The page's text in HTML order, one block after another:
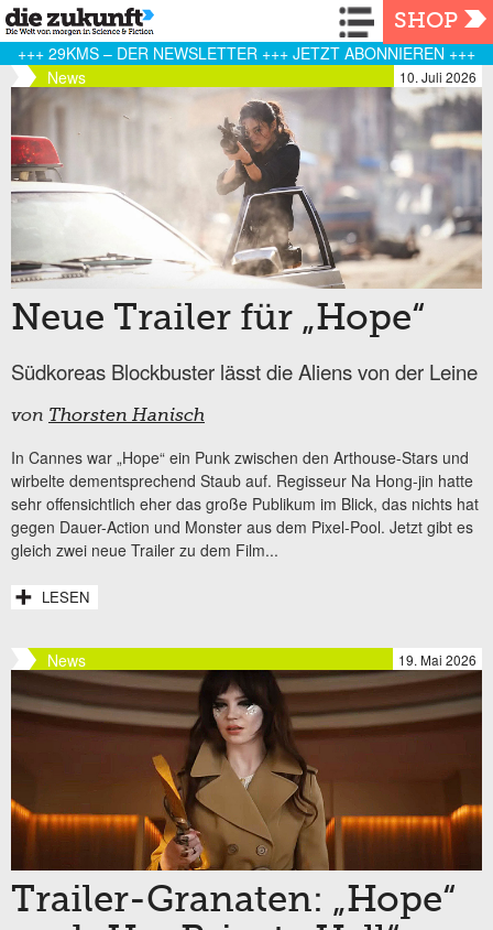
Navigation
SHOP
+++ 29KMS – DER NEWSLETTER +++ JETZT ABONNIEREN +++
News
10. Juli 2026
Neue Trailer für „Hope“
Südkoreas Blockbuster lässt die Aliens von der Leine
von Thorsten Hanisch
In Cannes war „Hope“ ein Punk zwischen den Arthouse-Stars und
wirbelte dementsprechend Staub auf. Regisseur Na Hong-jin hatte
sehr offensichtlich eher das große Publikum im Blick, das nichts hat
gegen Dauer-Action und Monster aus dem Pixel-Pool. Jetzt gibt es
gleich zwei neue Trailer zu dem Film...
LESEN
News 19. Mai 2026
Trailer-Granaten: „Hope“